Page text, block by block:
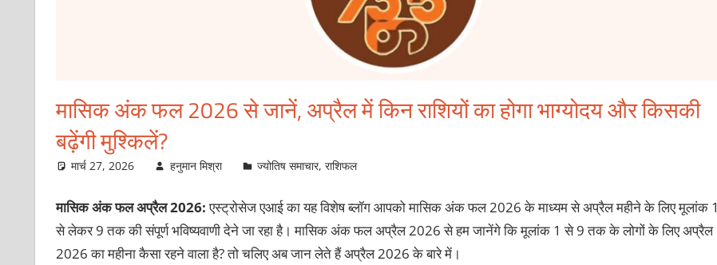
मासिक अंक फल 2026 से जानें, अप्रैल में किन राशियों का होगा भाग्योदय और किसकी
बढ़ेंगी मुश्किलें?
मार्च 27, 2026 हनुमान मिश्रा ज्योतिष समाचार,राशिफल
मासिक अंक फल अप्रैल 2026:एस्ट्रोसेज एआई का यह विशेष ब्लॉग आपको मासिक अंक फल 2026 के माध्यम से अप्रैल महीने के लिए मूलांक 1
से लेकर 9 तक की संपूर्ण भविष्यवाणी देने जा रहा है। मासिक अंक फल अप्रैल 2026 से हम जानेंगे कि मूलांक 1 से 9 तक के लोगों के लिए अप्रैल
2026 का महीना कैसा रहने वाला है? तो चलिए अब जान लेते हैं अप्रैल 2026 के बारे में।